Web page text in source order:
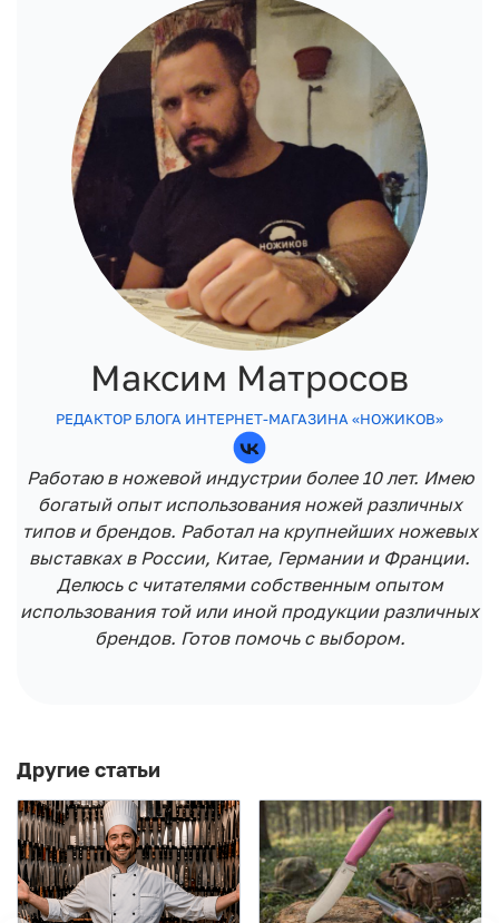
Максим Матросов
РЕДАКТОР БЛОГА ИНТЕРНЕТ-МАГАЗИНА «НОЖИКОВ»
Работаю в ножевой индустрии более 10 лет. Имею
богатый опыт использования ножей различных
типов и брендов. Работал на крупнейших ножевых
выставках в России, Китае, Германии и Франции.
Делюсь с читателями собственным опытом
использования той или иной продукции различных
брендов. Готов помочь с выбором.
Другие статьи